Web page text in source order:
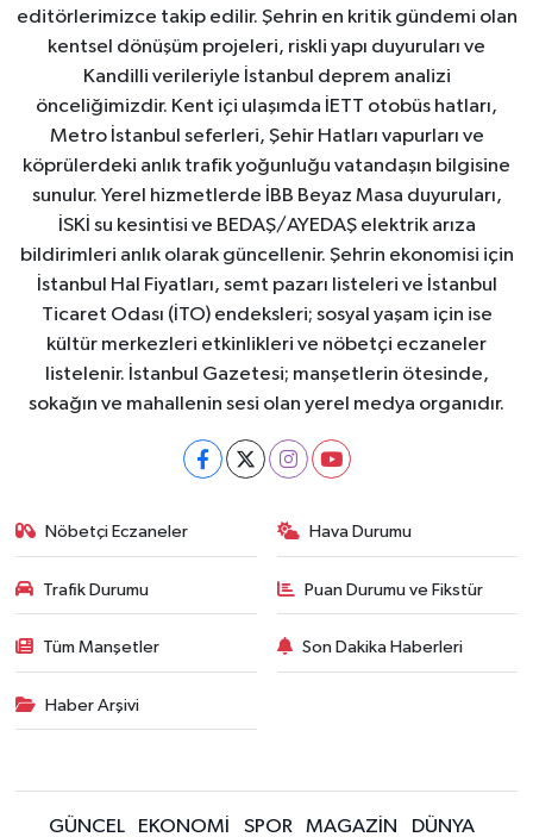
editörlerimizce takip edilir. Şehrin en kritik gündemi olan
kentsel dönüşüm projeleri, riskli yapı duyuruları ve
Kandilli verileriyle İstanbul deprem analizi
önceliğimizdir. Kent içi ulaşımda İETT otobüs hatları,
Metro İstanbul seferleri, Şehir Hatları vapurları ve
köprülerdeki anlık trafik yoğunluğu vatandaşın bilgisine
sunulur. Yerel hizmetlerde İBB Beyaz Masa duyuruları,
İSKİ su kesintisi ve BEDAŞ/AYEDAŞ elektrik arıza
bildirimleri anlık olarak güncellenir. Şehrin ekonomisi için
İstanbul Hal Fiyatları, semt pazarı listeleri ve İstanbul
Ticaret Odası (İTO) endeksleri; sosyal yaşam için ise
kültür merkezleri etkinlikleri ve nöbetçi eczaneler
listelenir. İstanbul Gazetesi; manşetlerin ötesinde,
sokağın ve mahallenin sesi olan yerel medya organıdır.
Nöbetçi Eczaneler Hava Durumu
Trafik Durumu Puan Durumu ve Fikstür
Tüm Manşetler Son Dakika Haberleri
Haber Arşivi
GÜNCEL EKONOMİ SPOR MAGAZİN DÜNYA